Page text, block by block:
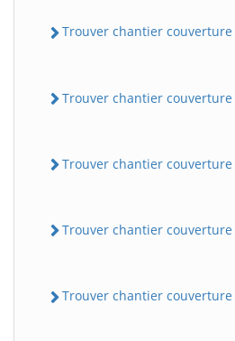
Trouver chantier couverture
Trouver chantier couverture
Trouver chantier couverture
Trouver chantier couverture
Trouver chantier couverture